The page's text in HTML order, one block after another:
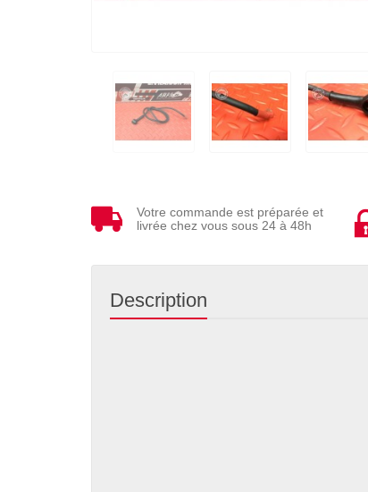
Votre commande est préparée et
livrée chez vous sous 24 à 48h
Description